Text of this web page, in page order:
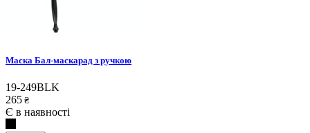
Маска Бал-маскарад з ручкою
19-249BLK
265 ₴
Є в наявності